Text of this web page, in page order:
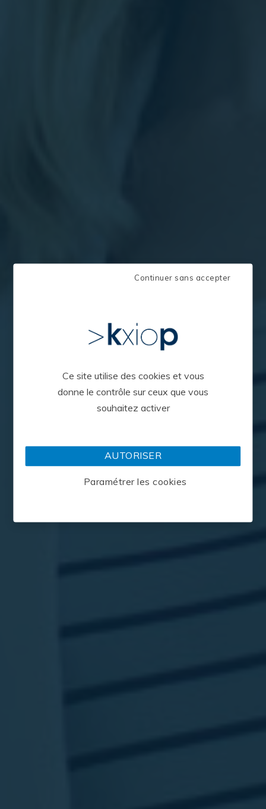
Ce site utilise des cookies et vous
donne le contrôle sur ceux que vous
souhaitez activer
AUTORISER
Continuer sans accepter
Paramétrer les cookies
kxiop
Cabinet de conseil en Stratégie,
Organisation et Innovation